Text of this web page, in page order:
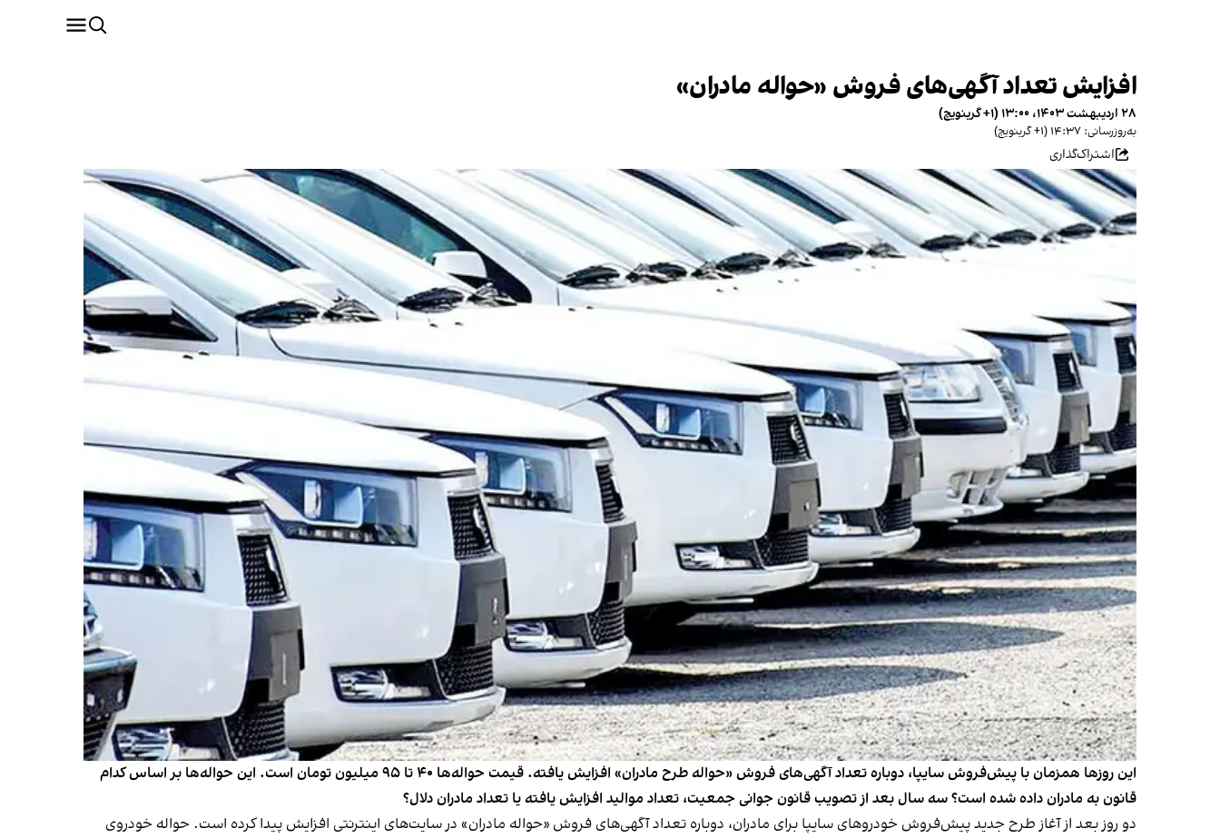
افزایش تعداد آگهی‌های فروش «حواله مادران»
۲۸ اردیبهشت ۱۴۰۳، ۱۳:۰۰ (‎+۱ گرینویچ)
به‌روزرسانی: ۱۴:۳۷ (‎+۱ گرینویچ)
اشتراک‌گذاری
این روزها همزمان با پیش‌فروش سایپا، دوباره تعداد آگهی‌های فروش «حواله طرح مادران» افزایش یافته. قیمت حواله‌ها ۴۰ تا ۹۵ میلیون تومان است. این حواله‌ها بر اساس کدام
قانون به مادران داده شده است؟ سه سال بعد از تصویب قانون جوانی جمعیت، تعداد موالید افزایش یافته یا تعداد مادران دلال؟
دو روز بعد از آغازطرح جدید پیش‌فروش خودروهای سایپا برای مادران، دوباره تعداد آگهی‌های فروش «حواله مادران» درسایت‌های اینترنتی افزایش پیدا کرده است. حواله خودروی